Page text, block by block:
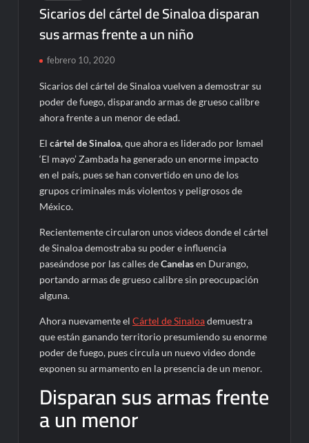
Sicarios del cártel de Sinaloa disparan
sus armas frente a un niño
febrero 10, 2020
Sicarios del cártel de Sinaloa vuelven a demostrar su
poder de fuego, disparando armas de grueso calibre
ahora frente a un menor de edad.
Elcártel de Sinaloa, que ahora es liderado por Ismael
‘El mayo’ Zambada ha generado un enorme impacto
en el país, pues se han convertido en uno de los
grupos criminales más violentos y peligrosos de
México.
Recientemente circularon unos videos donde el cártel
de Sinaloa demostraba su poder e influencia
paseándose por las calles deCanelasen Durango,
portando armas de grueso calibre sin preocupación
alguna.
Ahora nuevamente elCártel de Sinaloademuestra
que están ganando territorio presumiendo su enorme
poder de fuego, pues circula un nuevo video donde
exponen su armamento en la presencia de un menor.
Disparan sus armas frente
a un menor